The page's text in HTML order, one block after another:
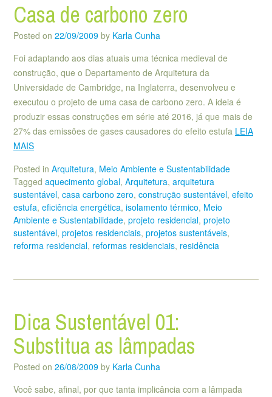
Casa de carbono zero
Posted on 22/09/2009 by Karla Cunha
Foi adaptando aos dias atuais uma técnica medieval de
construção, que o Departamento de Arquitetura da
Universidade de Cambridge, na Inglaterra, desenvolveu e
executou o projeto de uma casa de carbono zero. A ideia é
produzir essas construções em série até 2016, já que mais de
27% das emissões de gases causadores do efeito estufa LEIA
MAIS
Posted in Arquitetura, Meio Ambiente e Sustentabilidade
Tagged aquecimento global, Arquitetura, arquitetura
sustentável, casa carbono zero, construção sustentável, efeito
estufa, eficiência energética, isolamento térmico, Meio
Ambiente e Sustentabilidade, projeto residencial, projeto
sustentável, projetos residenciais, projetos sustentáveis,
reforma residencial, reformas residenciais, residência
Dica Sustentável 01:
Substitua as lâmpadas
Posted on 26/08/2009 by Karla Cunha
Você sabe, afinal, por que tanta implicância com a lâmpada